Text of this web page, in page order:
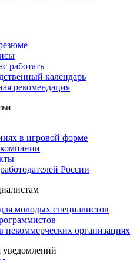
работать
календарь
рекомендация
в игровой форме
России
молодых специалистов
некоммерческих организациях
уведомлений